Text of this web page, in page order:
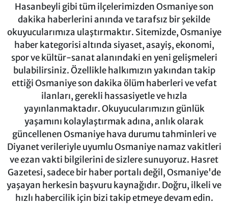
Hasanbeyli gibi tüm ilçelerimizden Osmaniye son
dakika haberlerini anında ve tarafsız bir şekilde
okuyucularımıza ulaştırmaktır. Sitemizde, Osmaniye
haber kategorisi altında siyaset, asayiş, ekonomi,
spor ve kültür-sanat alanındaki en yeni gelişmeleri
bulabilirsiniz. Özellikle halkımızın yakından takip
ettiği Osmaniye son dakika ölüm haberleri ve vefat
ilanları, gerekli hassasiyetle ve hızla
yayınlanmaktadır. Okuyucularımızın günlük
yaşamını kolaylaştırmak adına, anlık olarak
güncellenen Osmaniye hava durumu tahminleri ve
Diyanet verileriyle uyumlu Osmaniye namaz vakitleri
ve ezan vakti bilgilerini de sizlere sunuyoruz. Hasret
Gazetesi, sadece bir haber portalı değil, Osmaniye'de
yaşayan herkesin başvuru kaynağıdır. Doğru, ilkeli ve
hızlı habercilik için bizi takip etmeye devam edin.